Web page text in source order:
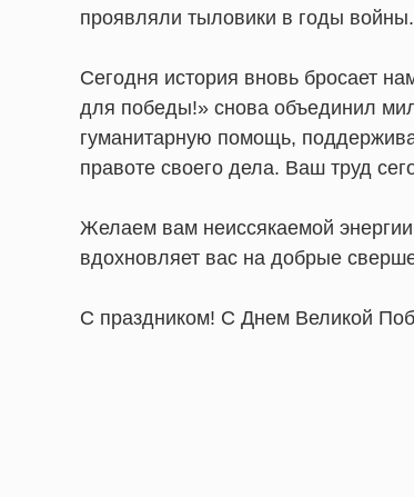
проявляли тыловики в годы войны.
Сегодня история вновь бросает
для победы!» снова объединил
гуманитарную помощь,
правоте своего дела. Ваш труд
Желаем вам неиссякаемой
вдохновляет вас на добрые
С праздником! С Днем Великой